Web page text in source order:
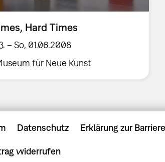
Hard Times
– So, 01.06.2008
für Neue Kunst
Datenschutz Erklärung zur
widerrufen